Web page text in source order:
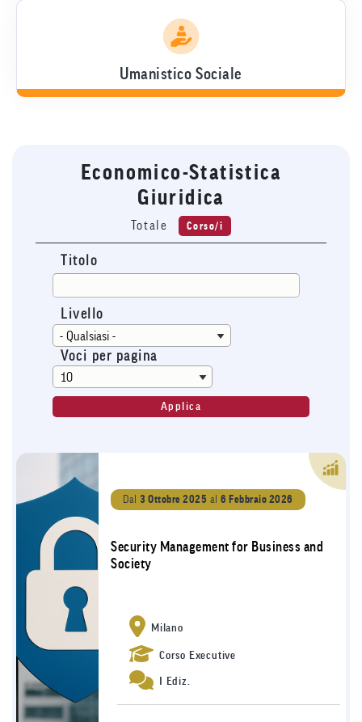
Umanistico Sociale
Economico-Statistica
Giuridica
Totale Corso/i
Titolo
Livello
Voci per pagina
Dal 3 Ottobre 2025 al 6 Febbraio 2026
Security Management for Business and
Society
Milano
Corso Executive
I Ediz.